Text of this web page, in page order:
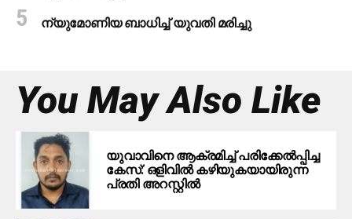
ന്യുമോണിയ ബാധിച്ച് യുവതി മരിച്ചു
You May Also Like
യുവാവിനെ ആക്രമിച്ച് പരിക്കേല്‍പ്പിച്ച
കേസ്: ഒളിവില്‍ കഴിയുകയായിരുന്ന
പ്രതി അറസ്റ്റില്‍